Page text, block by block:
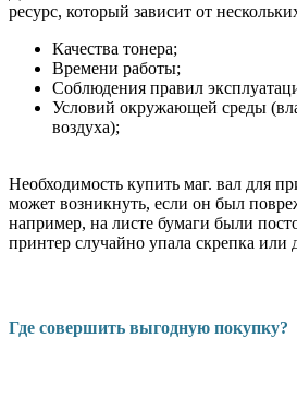
ресурс, который зависит от
Качества тонера;
Времени работы;
Соблюдения правил
Условий окружающей среды
воздуха);
Необходимость купить маг. вал для
может возникнуть, если он был
например, на листе бумаги были
принтер случайно упала скрепка или
Где совершить выгодную покупку?